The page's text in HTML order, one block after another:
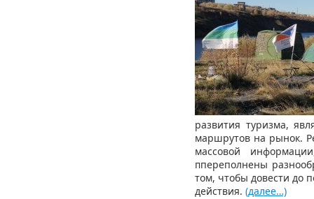
развития туризма,
маршрутов на рынок.
массовой
ᴨпереполнены
том, чтобы довести до
действия. (далее…)